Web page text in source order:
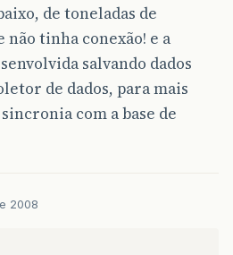
de toneladas de
não tinha conexão! e a
salvando dados
de dados, para mais
com a base de
2008